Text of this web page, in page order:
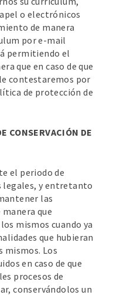
o electrónicos
de manera
por e-mail
permitiendo el
que en caso de que
contestaremos por
de protección de
CONSERVACIÓN DE
el periodo de
legales, y entretanto
las
que
mismos cuando ya
que hubieran
Los
en caso de que
procesos de
conservándolos un